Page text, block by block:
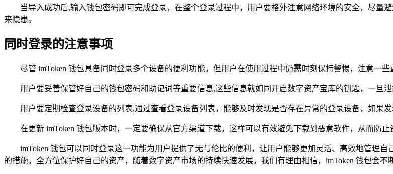
当导入成功后,输入钱包密码即可完成登录，在整个登录过程中，用户要格外注意网络环境的安全，尽量
来隐患。
同时登录的注意事项
尽管 imToken 钱包具备同时登录多个设备的便利功能，但用户在使用过程中仍需时刻保持警惕，注意一些
用户要妥善保管好自己的钱包密码和助记词等重要信息,这些信息就如同开启数字资产宝库的钥匙，一旦
用户要定期检查登录设备的列表,通过查看登录设备列表，能够及时发现是否存在异常的登录设备，如果
在更新 imToken 钱包版本时，一定要确保从官方渠道下载，这样可以有效避免下载到恶意软件，从而防止
imToken 钱包可以同时登录这一功能为用户提供了无与伦比的便利，让用户能够更加灵活、高效地管理
的措施，全方位保护好自己的资产，随着数字资产市场的持续快速发展，我们有理由相信，imToken 钱包会